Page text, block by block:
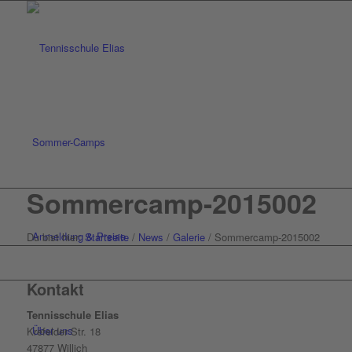
Sommer-Camps
Anmeldung & Preise
Über uns
Sommercamp-2015002
Du bist hier: Startseite / News / Galerie / Sommercamp-2015002
Kontakt
Tennisschule Elias
Krefelder Str. 18
47877 Willich